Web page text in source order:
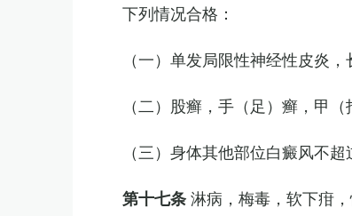
下列情况合格：
（一）单发局限性神经性皮炎，
（二）股癣，手（足）癣，甲
（三）身体其他部位白癜风不
第十七条淋病，梅毒，软下疳